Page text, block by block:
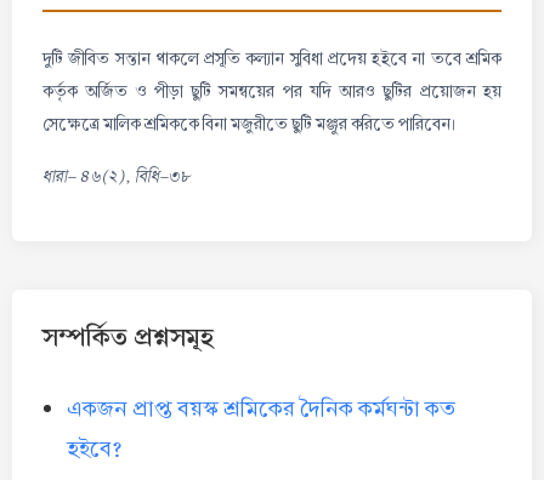
দুটি জীবিত সন্তান থাকলে প্রসূতি কল্যান সুবিধা প্রদেয় হইবে না তবে শ্রমিক
কর্তৃক অর্জিত ও পীড়া ছুটি সমন্বয়ের পর যদি আরও ছুটির প্রয়োজন হয়
সেক্ষেত্রে মালিক শ্রমিককে বিনা মজুরীতে ছুটি মঞ্জুর করিতে পারিবেন।
ধারা- ৪৬(২), বিধি-৩৮
সম্পর্কিত প্রশ্নসমূহ
একজন প্রাপ্ত বয়স্ক শ্রমিকের দৈনিক কর্মঘন্টা কত
হইবে?